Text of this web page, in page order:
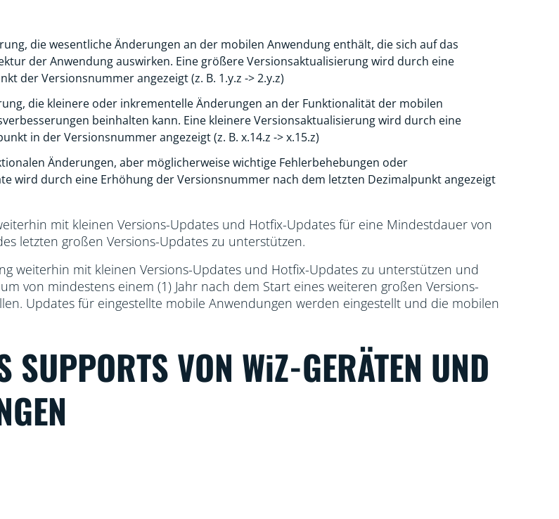
die wesentliche Änderungen an der mobilen Anwendung enthält, die sich auf das
der Anwendung auswirken. Eine größere Versionsaktualisierung wird durch eine
der Versionsnummer angezeigt (z. B. 1.y.z -> 2.y.z)
die kleinere oder inkrementelle Änderungen an der Funktionalität der mobilen
beinhalten kann. Eine kleinere Versionsaktualisierung wird durch eine
in der Versionsnummer angezeigt (z. B. x.14.z -> x.15.z)
Änderungen, aber möglicherweise wichtige Fehlerbehebungen oder
wird durch eine Erhöhung der Versionsnummer nach dem letzten Dezimalpunkt angezeigt
mit kleinen Versions-Updates und Hotfix-Updates für eine Mindestdauer von
letzten großen Versions-Updates zu unterstützen.
weiterhin mit kleinen Versions-Updates und Hotfix-Updates zu unterstützen und
von mindestens einem (1) Jahr nach dem Start eines weiteren großen Versions-
Updates für eingestellte mobile Anwendungen werden eingestellt und die mobilen
SUPPORTS VON WiZ-GERÄTEN UND